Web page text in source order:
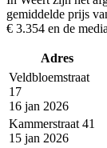
gemiddelde prijs
€ 3.354 en de
Adres
Veldbloemstraat
17
16 jan 2026
Kammerstraat 41
15 jan 2026